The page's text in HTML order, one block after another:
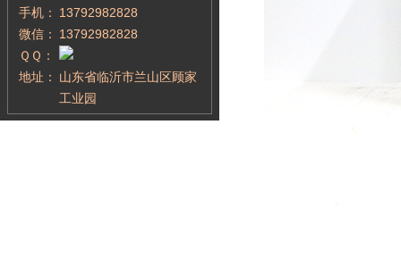
手机：
13792982828
微信：
13792982828
ＱＱ：
地址：
山东省临沂市兰山区顾家
工业园